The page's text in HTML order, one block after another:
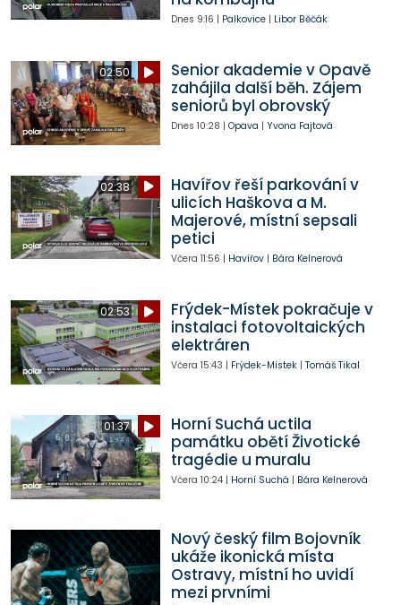
Dnes 9:16 | Palkovice| Libor Běčák
02:50
Senior akademie v Opavě
zahájila další běh. Zájem
seniorů byl obrovský
Dnes 10:28 | Opava | Yvona Fajtová
02:38
Havířov řeší parkování v
ulicích Haškova a M.
Majerové, místní sepsali
petici
Včera 11:56 | Havířov| Bára Kelnerová
02:53
Frýdek-Místek pokračuje v
instalaci fotovoltaických
elektráren
Včera 15:43 | Frýdek-Místek| Tomáš Tikal
01:37
Horní Suchá uctila
památku obětí Životické
tragédie u muralu
Včera 10:24| Horní Suchá | Bára Kelnerová
Nový český film Bojovník
ukáže ikonická místa
Ostravy, místní ho uvidí
mezi prvními